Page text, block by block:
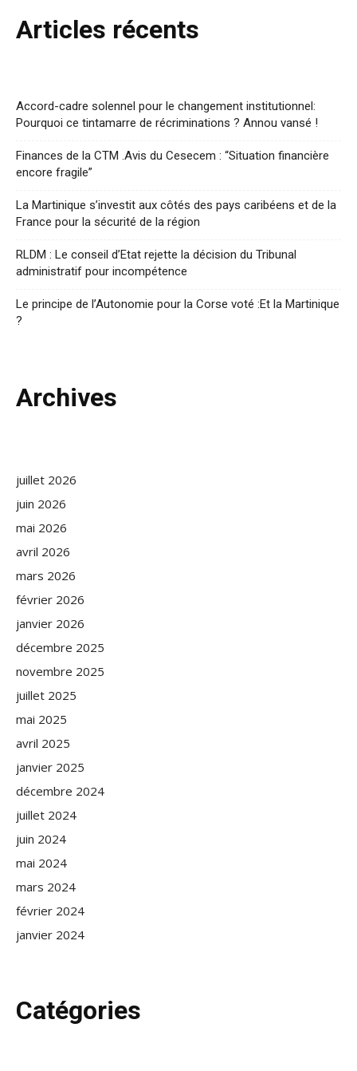
Articles récents
Accord-cadre solennel pour le changement institutionnel:
Pourquoi ce tintamarre de récriminations ? Annou vansé !
Finances de la CTM .Avis du Cesecem : “Situation financière
encore fragile”
La Martinique s’investit aux côtés des pays caribéens et de la
France pour la sécurité de la région
RLDM : Le conseil d’Etat rejette la décision du Tribunal
administratif pour incompétence
Le principe de l’Autonomie pour la Corse voté :Et la Martinique
?
Archives
juillet 2026
juin 2026
mai 2026
avril 2026
mars 2026
février 2026
janvier 2026
décembre 2025
novembre 2025
juillet 2025
mai 2025
avril 2025
janvier 2025
décembre 2024
juillet 2024
juin 2024
mai 2024
mars 2024
février 2024
janvier 2024
Catégories